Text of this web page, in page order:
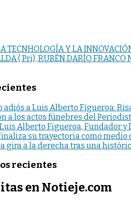
TECNHOLOGÍA Y LA
( Pri), RUBÉN DARÍO
adiós a Luis Alberto Figueroa:
a los actos fúnebres del
Alberto Figueroa, Fundador y
su trayectoria como
gira a la derecha tras una
recientes
en Notieje.com